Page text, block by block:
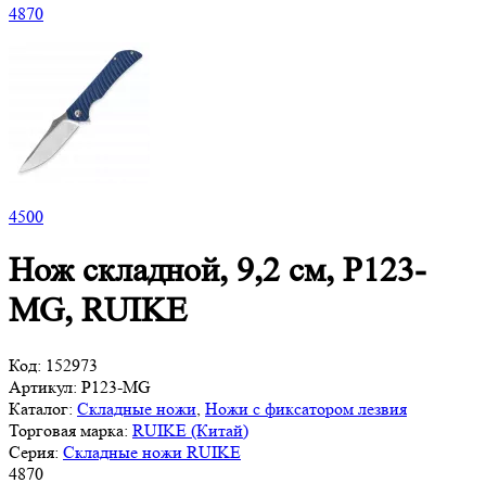
4870
4500
Нож складной, 9,2 см, P123-
MG, RUIKE
Код: 152973
Артикул: P123-MG
Каталог: Складные ножи Ножи с фиксатором лезвия
Торговая марка: RUIKE (Китай)
Серия: Складные ножи RUIKE
4870